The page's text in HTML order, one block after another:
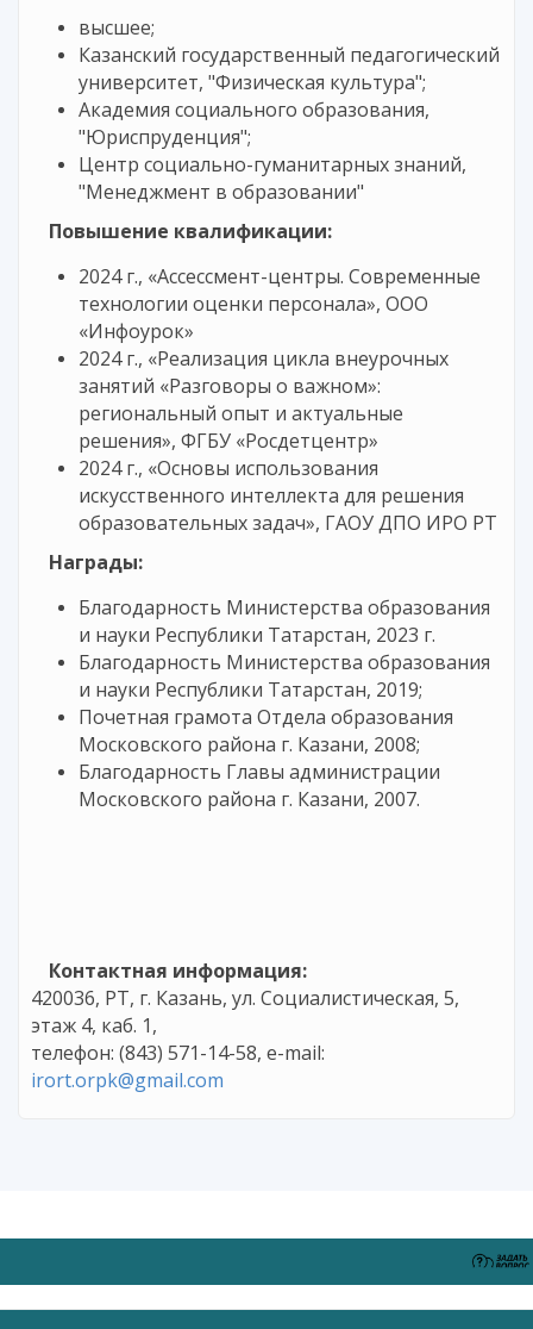
высшее;
Казанский государственный педагогический
университет, "Физическая культура";
Академия социального образования,
"Юриспруденция";
Центр социально-гуманитарных знаний,
"Менеджмент в образовании"
Повышение квалификации:
2024 г., «Ассессмент-центры. Современные
технологии оценки персонала», ООО
«Инфоурок»
2024 г., «Реализация цикла внеурочных
занятий «Разговоры о важном»:
региональный опыт и актуальные
решения», ФГБУ «Росдетцентр»
2024 г., «Основы использования
искусственного интеллекта для решения
образовательных задач», ГАОУ ДПО ИРО РТ
Награды:
Благодарность Министерства образования
и науки Республики Татарстан, 2023 г.
Благодарность Министерства образования
и науки Республики Татарстан, 2019;
Почетная грамота Отдела образования
Московского района г. Казани, 2008;
Благодарность Главы администрации
Московского района г. Казани, 2007.
Контактная информация:
420036, РТ, г. Казань, ул. Социалистическая, 5,
этаж 4, каб. 1,
телефон: (843) 571-14-58, e-mail:
irort.orpk@gmail.com